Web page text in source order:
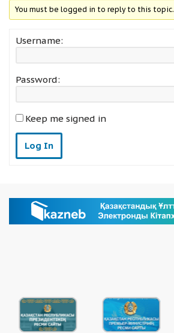
You must be logged in to reply to this topic.
Username:
Password:
Keep me signed in
Log In